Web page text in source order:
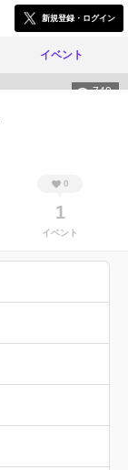
新規登録・ログイン
イベント
749
0
1
イベント